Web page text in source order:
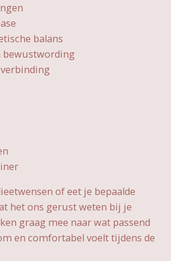
balans
bewustwording
of eet je bepaalde
het ons gerust weten bij je
graag mee naar wat passend
en comfortabel voelt tijdens de